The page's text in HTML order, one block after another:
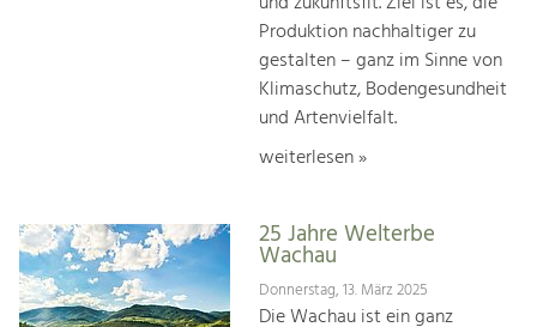
Produktion nachhaltiger zu
gestalten – ganz im Sinne von
Klimaschutz, Bodengesundheit
und Artenvielfalt.
weiterlesen »
25 Jahre Welterbe
Wachau
Donnerstag, 13. März 2025
Die Wachau ist ein ganz